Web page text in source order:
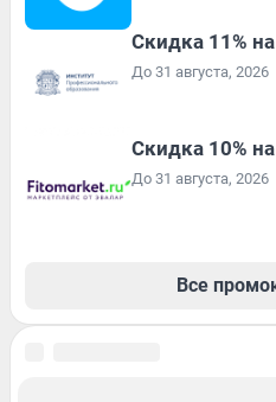
Скидка 11%
До 31 августа, 2026
Скидка 10%
До 31 августа, 2026
Все